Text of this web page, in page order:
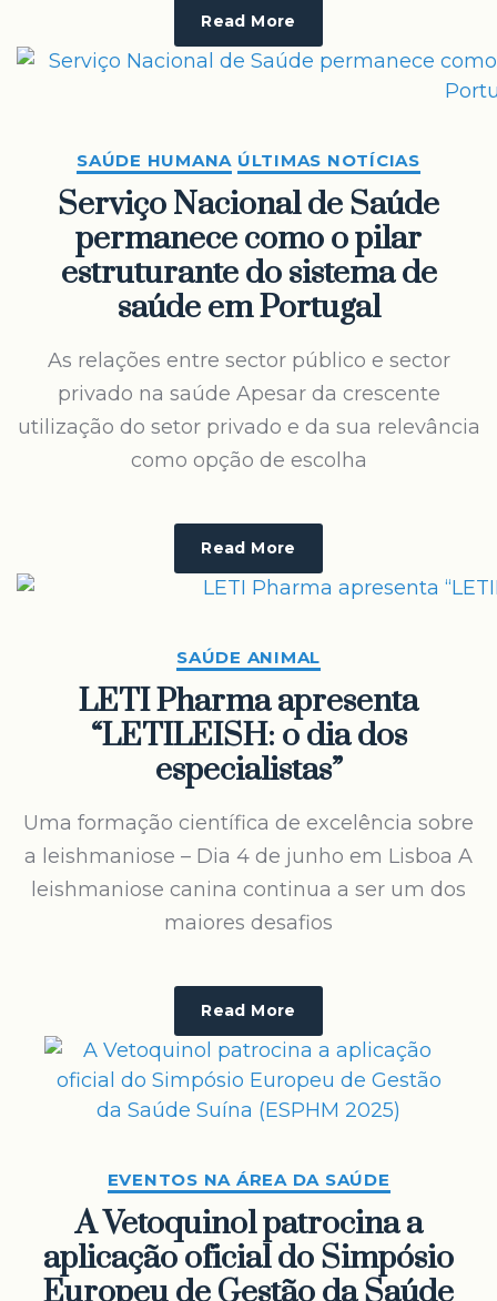
Read More
SAÚDE HUMANA ÚLTIMAS NOTÍCIAS
Serviço Nacional de Saúde
permanece como o pilar
estruturante do sistema de
saúde em Portugal
As relações entre sector público e sector
privado na saúde Apesar da crescente
utilização do setor privado e da sua relevância
como opção de escolha
Read More
SAÚDE ANIMAL
LETI Pharma apresenta
“LETILEISH: o dia dos
especialistas”
Uma formação científica de excelência sobre
a leishmaniose – Dia 4 de junho em Lisboa A
leishmaniose canina continua a ser um dos
maiores desafios
Read More
EVENTOS NA ÁREA DA SAÚDE
A Vetoquinol patrocina a
aplicação oficial do Simpósio